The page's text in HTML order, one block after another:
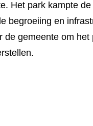
Het park kampte
begroeiing en
de gemeente om het